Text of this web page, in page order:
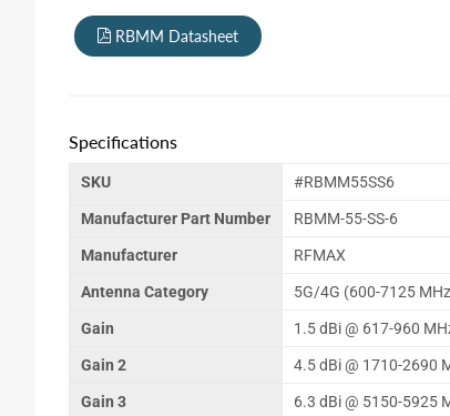
RBMM Datasheet
Specifications
SKU #RBMM55SS6
Manufacturer Part Number RBMM-55-SS-6
Manufacturer RFMAX
Antenna Category 5G/4G (600-7125
Gain 1.5 dBi @ 617-960
Gain 2 4.5 dBi @ 1710-2690
Gain 3 6.3 dBi @ 5150-